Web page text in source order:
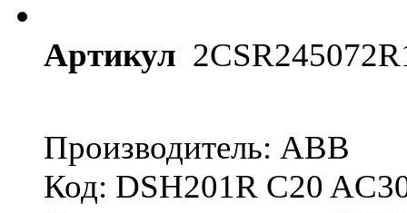
Артикул
Производитель: ABB
Код: DSH201R C20